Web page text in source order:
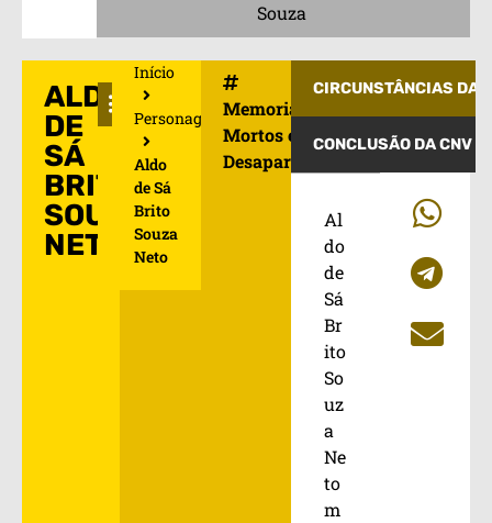
Souza
ALDO
DE
SÁ
BRITO
SOUZA
NETO
Início
Personagens
Aldo
de Sá
Brito
Souza
Neto
Memorial de
Mortos e
Desaparecidos
CIRCUNSTÂNCIAS DA
CONCLUSÃO DA CNV
Al
do
de
Sá
Br
ito
So
uz
a
Ne
to
m